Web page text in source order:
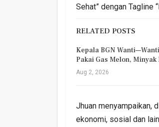
Sehat” dengan Tagline
RELATED POSTS
Kepala BGN
Pakai Gas Melon,
Aug 2, 2026
Jhuan menyampaikan,
ekonomi, sosial dan